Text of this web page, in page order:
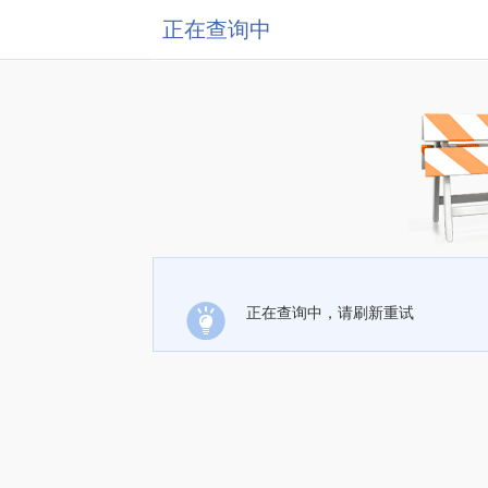
正在查询中
正在查询中，请刷新重试